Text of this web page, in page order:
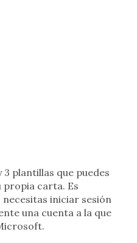
3 plantillas que puedes
carta. Es
iniciar sesión
una cuenta a la que